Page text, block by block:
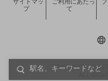
COPYRIGHT ©
サイトマッ
プ
ご利用にあたっ
て